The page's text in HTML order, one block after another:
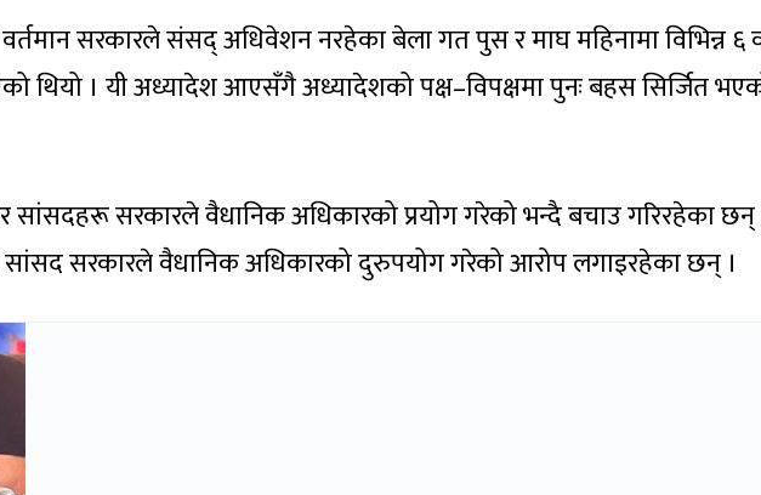
सरकारले संसद् अधिवेशन नरहेका बेला गत पुस र माघ महिनामा विभिन्न ६
थियो । यी अध्यादेश आएसँगै अध्यादेशको पक्ष–विपक्षमा पुनः बहस सिर्जित
सांसदहरू सरकारले वैधानिक अधिकारको प्रयोग गरेको भन्दै बचाउ गरिरहेका
सांसद सरकारले वैधानिक अधिकारको दुरुपयोग गरेको आरोप लगाइरहेका छन् ।